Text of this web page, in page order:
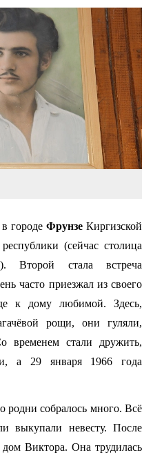
городе ФрунзеКиргизской
(сейчас столица
Второй стала встреча
часто приезжал из своего
к дому любимой. Здесь,
рощи, они гуляли,
временем стали дружить,
а 29 января 1966 года
родни собралось много. Всё
выкупали невесту. После
Виктора. Она трудилась